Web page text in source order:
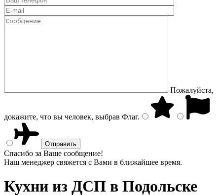
Пожалуйста,
докажите, что вы человек, выбрав Флаг.
Спасибо за Ваше сообщение!
Наш менеджер свяжется с Вами в ближайшее время.
Кухни из ДСП в Подольске